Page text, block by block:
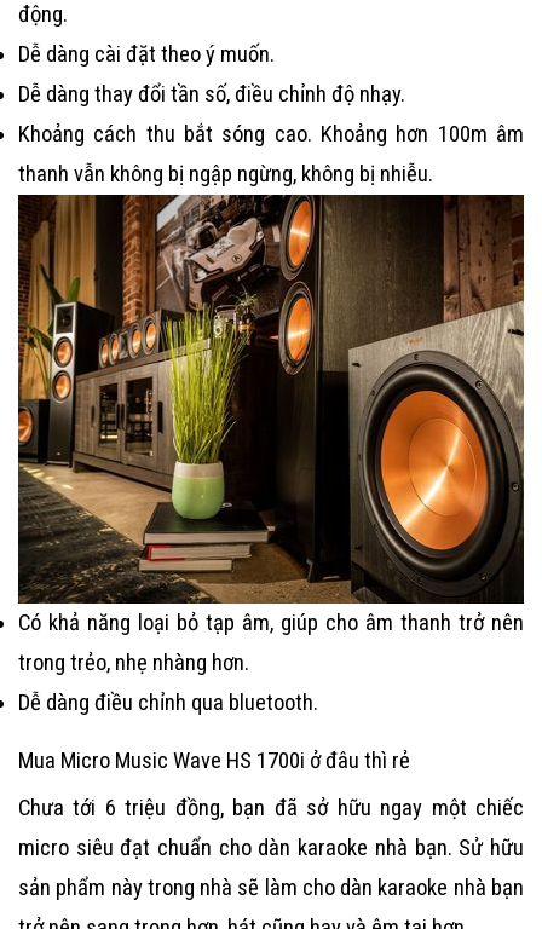
động.
Dễ dàng cài đặt theo ý muốn.
Dễ dàng thay đổi tần số, điều chỉnh độ nhạy.
Khoảng cách thu bắt sóng cao. Khoảng hơn 100m âm
thanh vẫn không bị ngập ngừng, không bị nhiễu.
Có khả năng loại bỏ tạp âm, giúp cho âm thanh trở nên
trong trẻo, nhẹ nhàng hơn.
Dễ dàng điều chỉnh qua bluetooth.
Mua Micro Music Wave HS 1700i ở đâu thì rẻ
Chưa tới 6 triệu đồng, bạn đã sở hữu ngay một chiếc
micro siêu đạt chuẩn cho dàn karaoke nhà bạn. Sử hữu
sản phẩm này trong nhà sẽ làm cho dàn karaoke nhà bạn